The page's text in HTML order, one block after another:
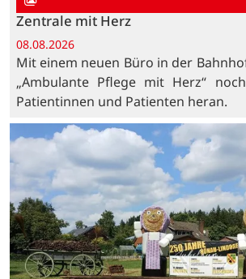
Zentrale mit Herz
08.08.2026
Mit einem neuen Büro in der
„Ambulante Pflege mit Herz“
Patientinnen und Patienten heran.